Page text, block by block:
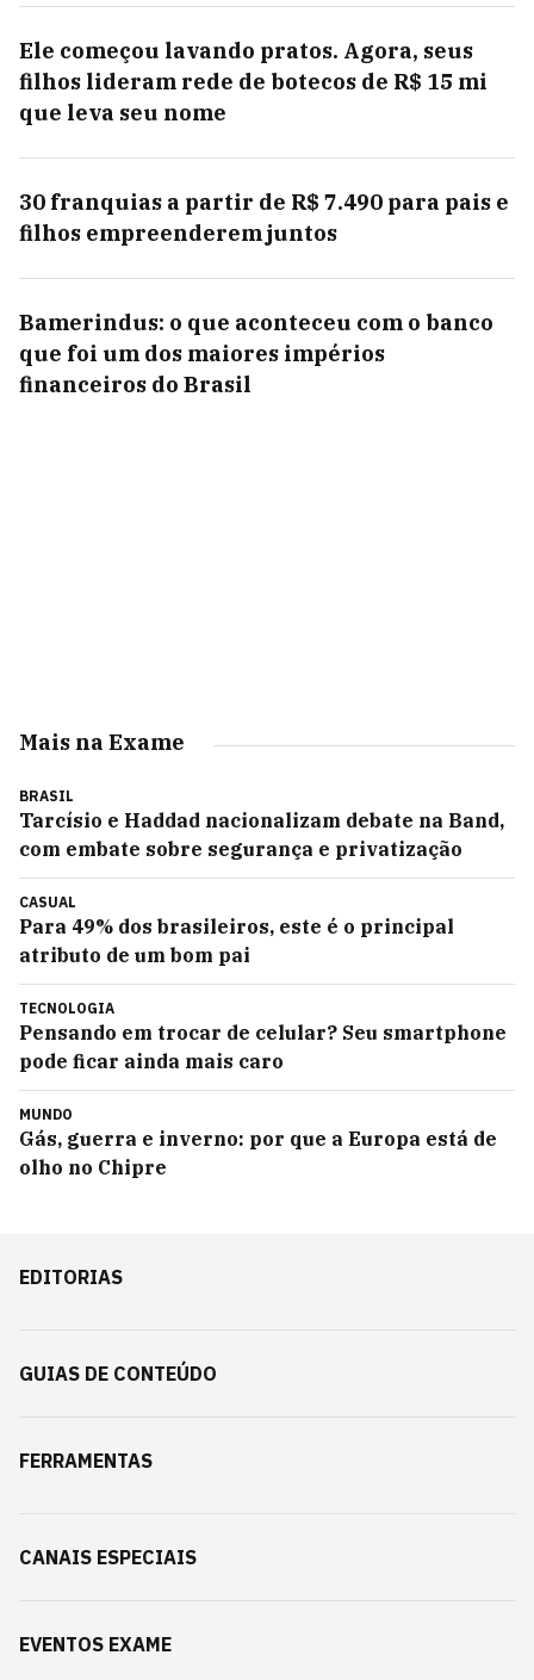
Ele começou lavando pratos. Agora, seus
filhos lideram rede de botecos de R$ 15 mi
que leva seu nome
30 franquias a partir de R$ 7.490 para pais e
filhos empreenderem juntos
Bamerindus: o que aconteceu com o banco
que foi um dos maiores impérios
financeiros do Brasil
Mais na Exame
BRASIL
Tarcísio e Haddad nacionalizam debate na Band,
com embate sobre segurança e privatização
CASUAL
Para 49% dos brasileiros, este é o principal
atributo de um bom pai
TECNOLOGIA
Pensando em trocar de celular? Seu smartphone
pode ficar ainda mais caro
MUNDO
Gás, guerra e inverno: por que a Europa está de
olho no Chipre
EDITORIAS
GUIAS DE CONTEÚDO
FERRAMENTAS
CANAIS ESPECIAIS
EVENTOS EXAME